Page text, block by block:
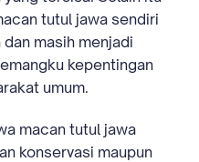
tutul jawa sendiri
masih menjadi
kepentingan
umum.
macan tutul jawa
konservasi maupun